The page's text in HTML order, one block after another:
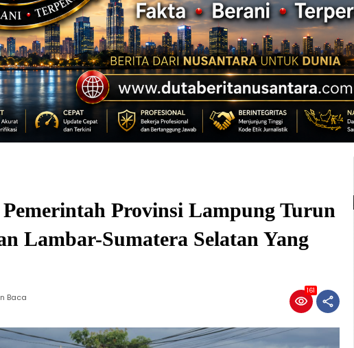
Provinsi Lampung Turun
Lambar-Sumatera Selatan Yang
Baca
161